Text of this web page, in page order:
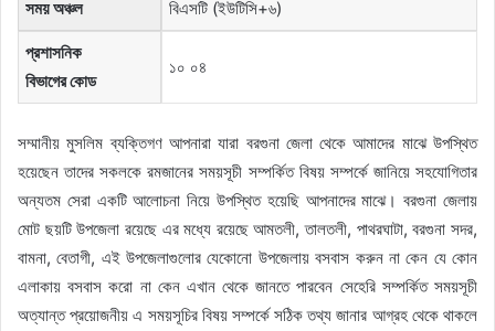
সময় অঞ্চল বিএসটি (ইউটিসি+৬)
প্রশাসনিক
বিভাগের কোড
১০ ০৪
সম্মানীয় মুসলিম ব্যক্তিগণ আপনারা যারা বরগুনা জেলা থেকে আমাদের মাঝে উপস্থিত
হয়েছেন তাদের সকলকে রমজানের সময়সূচী সম্পর্কিত বিষয় সম্পর্কে জানিয়ে সহযোগিতার
অন্যতম সেরা একটি আলোচনা নিয়ে উপস্থিত হয়েছি আপনাদের মাঝে। বরগুনা জেলায়
মোট ছয়টি উপজেলা রয়েছে এর মধ্যে রয়েছে আমতলী, তালতলী, পাথরঘাটা, বরগুনা সদর,
বামনা, বেতাগী, এই উপজেলাগুলোর যেকোনো উপজেলায় বসবাস করুন না কেন যে কোন
এলাকায় বসবাস করো না কেন এখান থেকে জানতে পারবেন সেহেরি সম্পর্কিত সময়সূচী
অত্যান্ত প্রয়োজনীয় এ সময়সূচির বিষয় সম্পর্কে সঠিক তথ্য জানার আগ্রহ থেকে থাকলে